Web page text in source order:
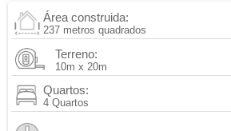
Área construida:
237 metros quadrados
Terreno:
10m x 20m
Quartos:
4 Quartos